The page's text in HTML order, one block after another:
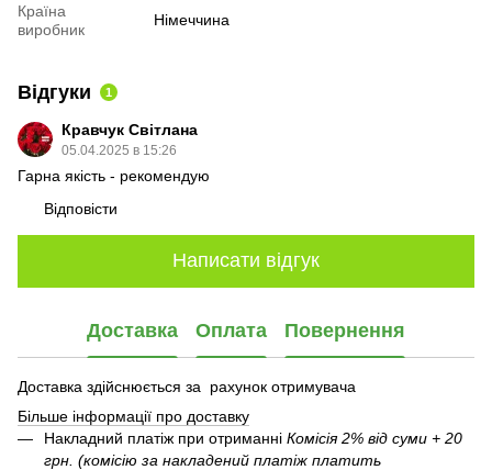
Країна
виробник
Німеччина
Відгуки 1
Кравчук Світлана
05.04.2025 в 15:26
Гарна якість - рекомендую
Відповісти
Написати відгук
Доставка Оплата Повернення
Доставка здійснюється за рахунок отримувача
Більше інформації про доставку
Накладний платіж при отриманні Комісія 2% від суми + 20
грн. (комісію за накладений платіж платить